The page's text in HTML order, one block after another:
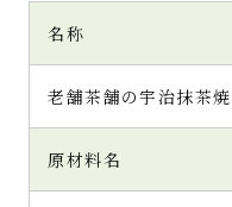
名称
老舗茶舗の宇治抹茶
原材料名